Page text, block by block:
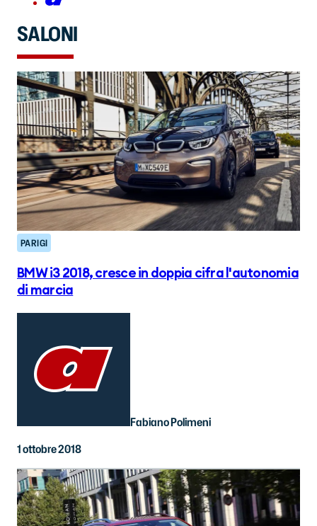
SALONI
PARIGI
BMW i3 2018, cresce in doppia cifra l'autonomia
di marcia
Fabiano Polimeni
1 ottobre 2018